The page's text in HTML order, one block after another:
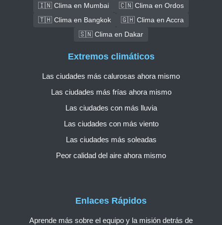
🇮🇳 Clima en Mumbai
🇨🇳 Clima en Ordos
🇹🇭 Clima en Bangkok
🇬🇭 Clima en Accra
🇸🇳 Clima en Dakar
Enlaces Rápidos
Aprende más sobre el equipo y la misión detrás de
Extremos climáticos
Las ciudades más calurosas ahora mismo
Las ciudades más frías ahora mismo
Las ciudades con más lluvia
Las ciudades con más viento
Las ciudades más soleadas
Peor calidad del aire ahora mismo